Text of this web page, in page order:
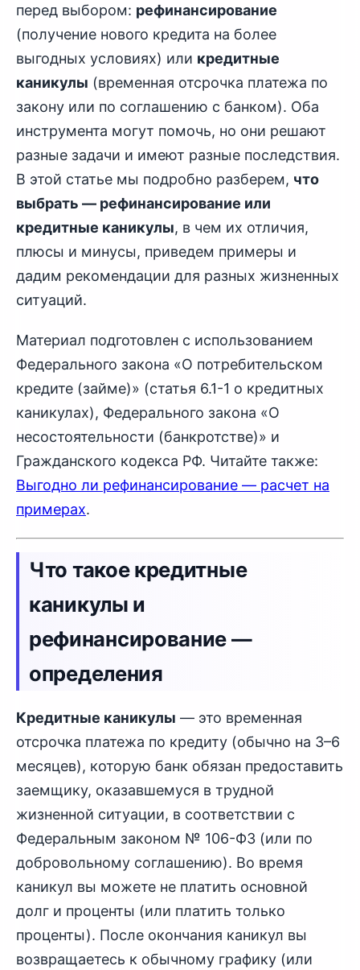
перед выбором: рефинансирование
(получение нового кредита на более
выгодных условиях) или кредитные
каникулы (временная отсрочка платежа по
закону или по соглашению с банком). Оба
инструмента могут помочь, но они решают
разные задачи и имеют разные последствия.
В этой статье мы подробно разберем, что
выбрать — рефинансирование или
кредитные каникулы, в чем их отличия,
плюсы и минусы, приведем примеры и
дадим рекомендации для разных жизненных
ситуаций.
Материал подготовлен с использованием
Федерального закона «О потребительском
кредите (займе)» (статья 6.1-1 о кредитных
каникулах), Федерального закона «О
несостоятельности (банкротстве)» и
Гражданского кодекса РФ. Читайте также:
Выгодно ли рефинансирование — расчет на
примерах.
Что такое кредитные
каникулы и
рефинансирование —
определения
Кредитные каникулы — это временная
отсрочка платежа по кредиту (обычно на 3–6
месяцев), которую банк обязан предоставить
заемщику, оказавшемуся в трудной
жизненной ситуации, в соответствии с
Федеральным законом № 106-ФЗ (или по
добровольному соглашению). Во время
каникул вы можете не платить основной
долг и проценты (или платить только
проценты). После окончания каникул вы
возвращаетесь к обычному графику (или